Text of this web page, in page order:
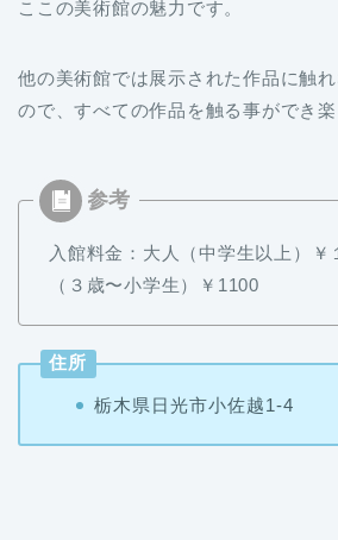
ここの美術館の魅力です。
他の美術館では展示された作品に触
ので、すべての作品を触る事ができ楽
入館料金：大人（中学生以上）￥
（３歳〜小学生）￥1100
住所
栃木県日光市小佐越1-4